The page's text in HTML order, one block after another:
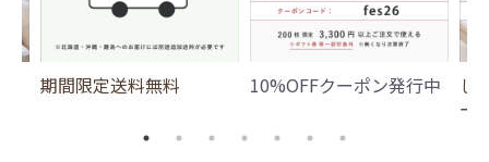
期間限定送料無料 10%OFFクーポン発行中
じ
ー